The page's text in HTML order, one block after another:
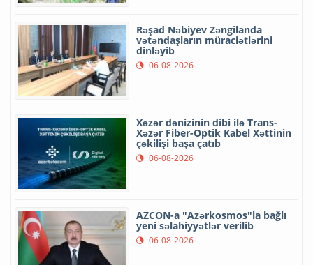
Rəşad Nəbiyev Zəngilanda
vətəndaşların müraciətlərini
dinləyib
06-08-2026
Xəzər dənizinin dibi ilə Trans-
Xəzər Fiber-Optik Kabel Xəttinin
çəkilişi başa çatıb
06-08-2026
AZCON-a "Azərkosmos"la bağlı
yeni səlahiyyətlər verilib
06-08-2026